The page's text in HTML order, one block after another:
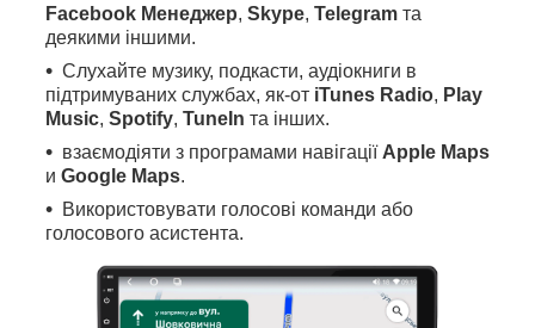
Facebook Менеджер, Skype, Telegram та
деякими іншими.
Слухайте музику, подкасти, аудіокниги в
підтримуваних службах, як-от iTunes Radio, Play
Music, Spotify, TuneIn та інших.
взаємодіяти з програмами навігації Apple Maps
и Google Maps.
Використовувати голосові команди або
голосового асистента.